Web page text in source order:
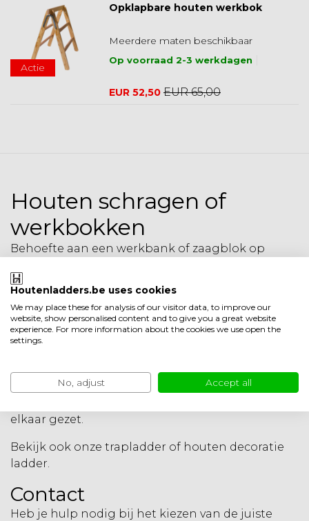
Actie
Opklapbare houten werkbok
Meerdere maten beschikbaar
Op voorraad 2-3 werkdagen
EUR 52,50 EUR 65,00
Houten schragen of
werkbokken
Behoefte aan een werkbank of zaagblok op
met behulp van houten schragen/werkbokken.
Deze professionele houten werkbokken of
houten schragen zijn verkrijgbaar met 2 of 3
sporten.
Deze grenenhouten schragen of werkbokken
elkaar gezet.
Bekijk ook onze trapladder of houten decoratie
ladder.
Contact
Heb je hulp nodig bij het kiezen van de juiste
Houtenladders.be uses cookies
We may place these for analysis of our visitor data, to improve our
website, show personalised content and to give you a great website
experience. For more information about the cookies we use open the
settings.
No, adjust Accept all